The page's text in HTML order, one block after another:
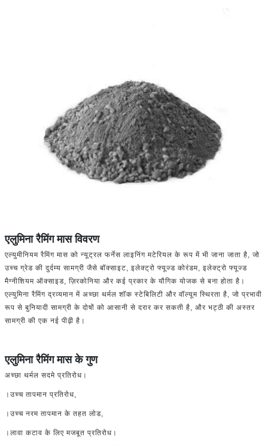
एलुमिना रैमिंग मास विवरण
एल्युमीनियम रैमिंग मास को न्यूट्रल फर्नेस लाइनिंग मटेरियल के रूप में भी जाना जाता है, जो
उच्च ग्रेड की दुर्दम्य सामग्री जैसे बॉक्साइट, इलेक्ट्रो फ्यूज्ड कोरंडम, इलेक्ट्रो फ्यूज्ड
मैग्नीशियम ऑक्साइड, ज़िरकोनिया और कई प्रकार के यौगिक योजक से बना होता है।
एल्युमिना रैमिंग द्रव्यमान में अच्छा थर्मल शॉक स्टेबिलिटी और वॉल्यूम स्थिरता है, जो प्रभावी
रूप से बुनियादी सामग्री के दोषों को आसानी से दरार कर सकती है, और भट्ठी की अस्तर
सामग्री की एक नई पीढ़ी है।
एलुमिना रैमिंग मास के गुण
अच्छा थर्मल सदमे प्रतिरोध।
।उच्च तापमान प्रतिरोध,
।उच्च नरम तापमान के तहत लोड,
।लावा कटाव के लिए मजबूत प्रतिरोध।